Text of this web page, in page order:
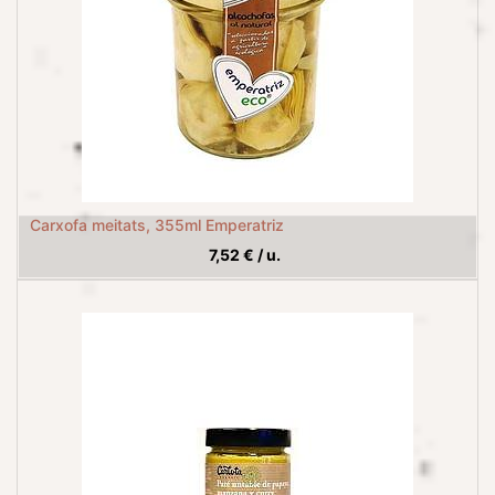
Carxofa meitats, 355ml Emperatriz
7,52 € /u.